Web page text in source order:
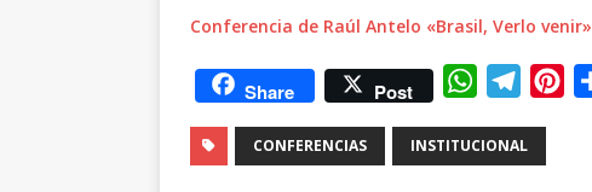
Conferencia de Raúl Antelo «Brasil, Verlo venir»
Share Post
W
a
l
CONFERENCIAS INSTITUCIONAL